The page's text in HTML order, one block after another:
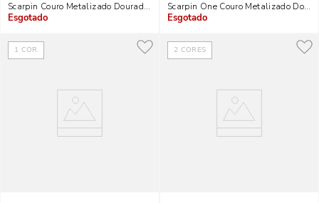
Scarpin Couro Metalizado Dourado Recorte Salto Alto
Indisponível
Scarpin One Couro Metalizado
Indisponível
1 COR 2 CORES